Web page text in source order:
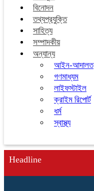
বিনোদন
তথ্যপ্রযুক্তি
সাহিত্য
সম্পাদকীয়
অন্যান্য
আইন-আদালত
গণমাধ্যম
লাইফস্টাইল
ক্রাইম রিপোর্ট
ধর্ম
স্বাস্থ্য
Headline